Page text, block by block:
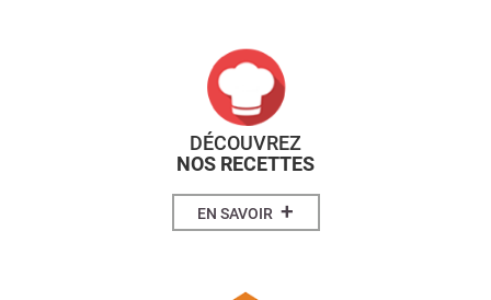
DÉCOUVREZ
NOS RECETTES
EN SAVOIR +